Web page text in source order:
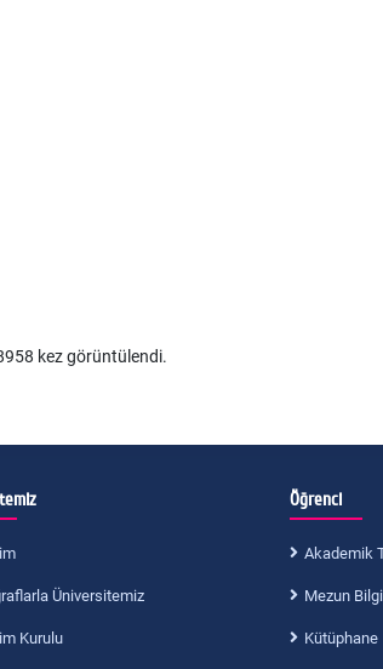
kez görüntülendi.
Üniversitemiz
Kurulu
Öğrenci
Akademik
Mezun
Kütüphane